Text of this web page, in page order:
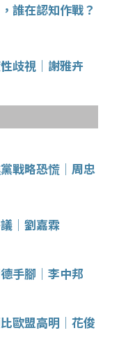
誰在認知作戰？
歧視│謝雅卉
戰略恐慌│周忠
議│劉嘉霖
德手腳│李中邦
歐盟高明│花俊